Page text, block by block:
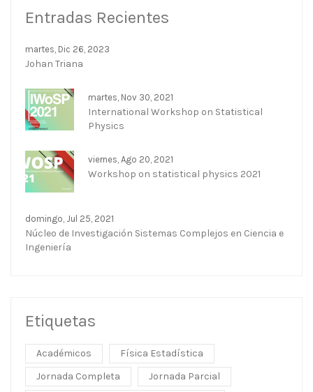
Entradas Recientes
martes, Dic 26, 2023
Johan Triana
martes, Nov 30, 2021
International Workshop on Statistical
Physics
viernes, Ago 20, 2021
Workshop on statistical physics 2021
domingo, Jul 25, 2021
Núcleo de Investigación Sistemas Complejos en Ciencia e
Ingeniería
Etiquetas
Académicos
Física Estadística
Jornada Completa
Jornada Parcial